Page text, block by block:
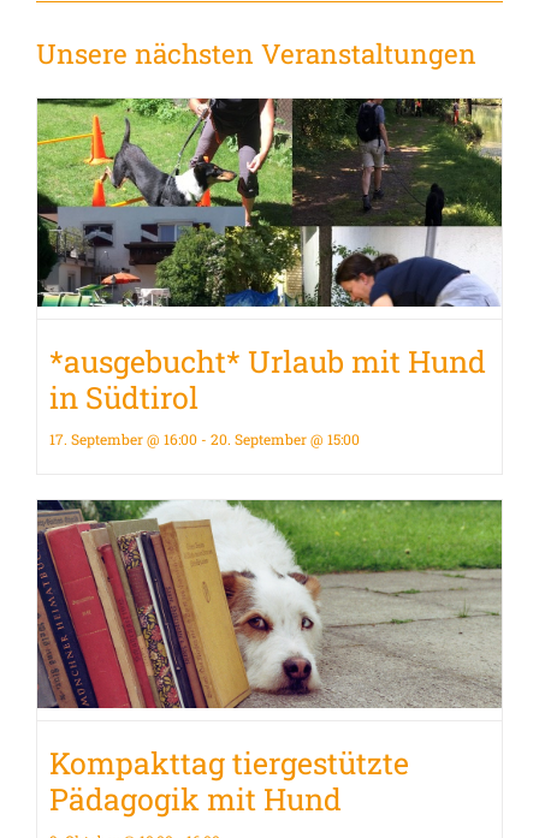
Unsere nächsten Veranstaltungen
*ausgebucht* Urlaub mit Hund
in Südtirol
17. September @ 16:00 - 20. September @ 15:00
Kompakttag tiergestützte
Pädagogik mit Hund